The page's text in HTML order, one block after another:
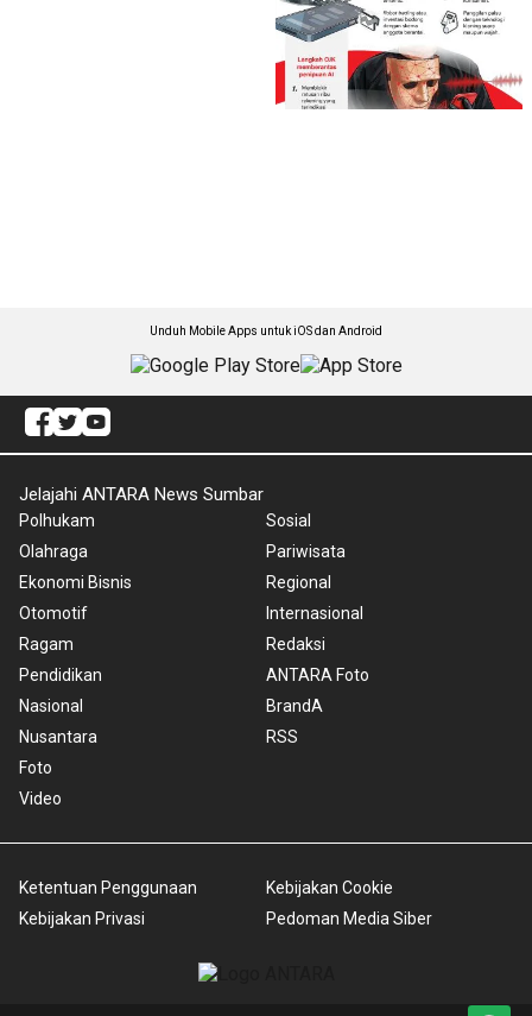
Unduh Mobile Apps untuk iOS dan Android
Jelajahi ANTARA News Sumbar
Polhukam
Olahraga
Ekonomi Bisnis
Otomotif
Ragam
Pendidikan
Nasional
Nusantara
Foto
Video
Sosial
Pariwisata
Regional
Internasional
Redaksi
ANTARA Foto
BrandA
RSS
Ketentuan Penggunaan
Kebijakan Privasi
Kebijakan Cookie
Pedoman Media Siber